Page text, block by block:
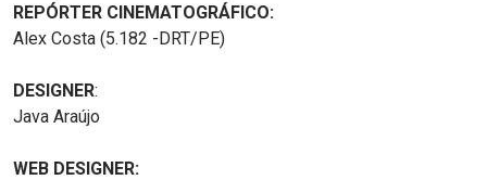
REPÓRTER CINEMATOGRÁFICO:
Alex Costa (5.182 -DRT/PE)
DESIGNER:
Java Araújo
WEB DESIGNER: